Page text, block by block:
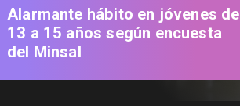
Alarmante hábito en jóvenes de
13 a 15 años según encuesta
del Minsal